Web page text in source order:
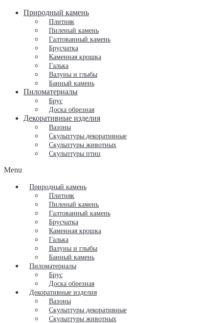
Природный камень
Плитняк
Пиленый камень
Галтованный камень
Брусчатка
Каменная крошка
Галька
Валуны и глыбы
Банный камень
Пиломатериалы
Брус
Доска обрезная
Декоративные изделия
Вазоны
Скульптуры декоративные
Скульптуры животных
Скульптуры птиц
Menu
Природный камень
Плитняк
Пиленый камень
Галтованный камень
Брусчатка
Каменная крошка
Галька
Валуны и глыбы
Банный камень
Пиломатериалы
Брус
Доска обрезная
Декоративные изделия
Вазоны
Скульптуры декоративные
Скульптуры животных